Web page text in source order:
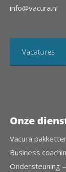
info@vacura.nl
Vacatures
Onze
Vacura
Business
Ondersteuning